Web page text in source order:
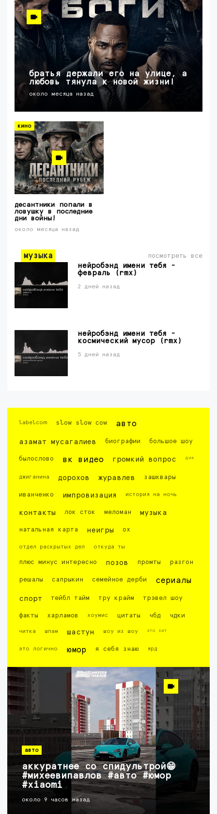
братья держали его на улице, а
любовь тянула к новой жизни!
около месяца назад
кино
десантники попали в
ловушку в последние
дни войны!
около месяца назад
музыка посмотреть все
нейробэнд имени тебя -
февраль (rmx)
2 дней назад
нейробэнд имени тебя -
космический мусор (rmx)
5 дней назад
labelcom slow slow cow авто
азамат мусагалиев биографии большое шоу
былослово вк видео громкий вопрос днк
джиганина дорохов журавлев зашквары
иванченко импровизация история на ночь
контакты лок сток меломан музыка
натальная карта неигры ох
отдел раскрытых дел откуда ты
плюс минус интересно позов промты разгон
решалы сапрыкин семейное дерби сериалы
спорт тейбл тайм тру крайм трэвел шоу
факты харламов хоумис цитаты чбд чдки
читка шпам шастун шоу из шоу это хит
это логично юмор я себя знаю ярд
авто
аккуратнее со спидультрой😁
#михеевипавлов #авто #юмор
#xiaomi
около 9 часов назад